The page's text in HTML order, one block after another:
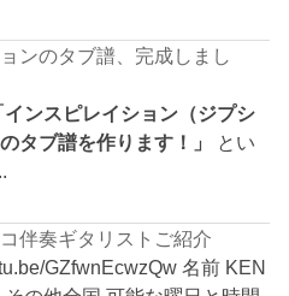
ンのタブ譜、完成しまし
インスピレイション（ジプシ
タブ譜を作ります！」
とい
伴奏ギタリストご紹介
GZfwnEcwzQw 名前 KEN